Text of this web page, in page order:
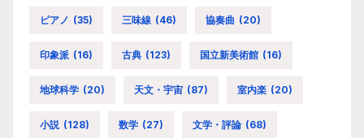
ピアノ (35) 三味線 (46) 協奏曲 (20)
印象派 (16) 古典 (123) 国立新美術館 (16)
地球科学 (20) 天文・宇宙 (87) 室内楽 (20)
小説 (128) 数学 (27) 文学・評論 (68)